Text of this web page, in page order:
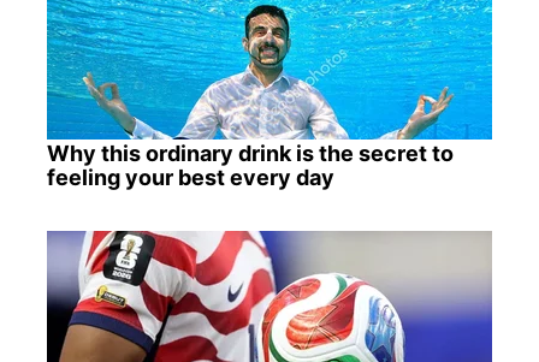
Why this ordinary drink is the secret to
feeling your best every day